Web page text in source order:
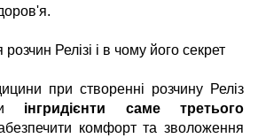
Релізі і в чому його секрет
при створенні розчину Реліз
інгридієнти саме третього
комфорт та зволоження